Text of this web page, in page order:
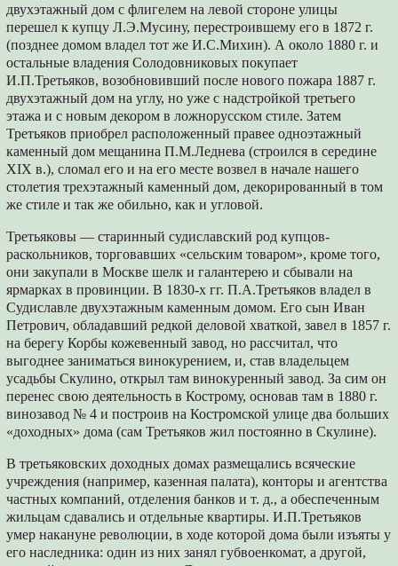
двухэтажный дом с флигелем на левой стороне улицы
перешел к купцу Л.Э.Мусину, перестроившему его в 1872 г.
(позднее домом владел тот же И.С.Михин). А около 1880 г. и
остальные владения Солодовниковых покупает
И.П.Третьяков, возобновивший после нового пожара 1887 г.
двухэтажный дом на углу, но уже с надстройкой третьего
этажа и с новым декором в ложнорусском стиле. Затем
Третьяков приобрел расположенный правее одноэтажный
каменный дом мещанина П.М.Леднева (строился в середине
XIX в.), сломал его и на его месте возвел в начале нашего
столетия трехэтажный каменный дом, декорированный в том
же стиле и так же обильно, как и угловой.
Третьяковы — старинный судиславский род купцов-
раскольников, торговавших «сельским товаром», кроме того,
они закупали в Москве шелк и галантерею и сбывали на
ярмарках в провинции. В 1830-х гг. П.А.Третьяков владел в
Судиславле двухэтажным каменным домом. Его сын Иван
Петрович, обладавший редкой деловой хваткой, завел в 1857 г.
на берегу Корбы кожевенный завод, но рассчитал, что
выгоднее заниматься винокурением, и, став владельцем
усадьбы Скулино, открыл там винокуренный завод. За сим он
перенес свою деятельность в Кострому, основав там в 1880 г.
винозавод № 4 и построив на Костромской улице два больших
«доходных» дома (сам Третьяков жил постоянно в Скулине).
В третьяковских доходных домах размещались всяческие
учреждения (например, казенная палата), конторы и агентства
частных компаний, отделения банков и т. д., а обеспеченным
жильцам сдавались и отдельные квартиры. И.П.Третьяков
умер накануне революции, в ходе которой дома были изъяты у
его наследника: один из них занял губвоенкомат, а другой,